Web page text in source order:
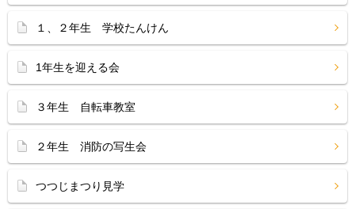
１、２年生 学校たんけん
1年生を迎える会
３年生 自転車教室
２年生 消防の写生会
つつじまつり見学